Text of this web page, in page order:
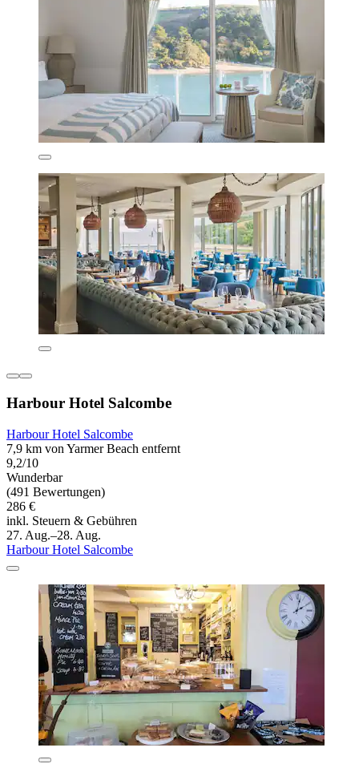
Harbour Hotel Salcombe
Harbour Hotel Salcombe
7,9 km von Yarmer Beach entfernt
9,2/10
Wunderbar
(491 Bewertungen)
286 €
inkl. Steuern & Gebühren
27. Aug.–28. Aug.
Harbour Hotel Salcombe